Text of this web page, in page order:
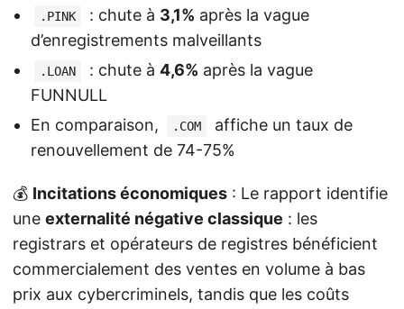
.PINK : chute à 3,1% après la vague
d’enregistrements malveillants
.LOAN : chute à 4,6% après la vague
FUNNULL
En comparaison,
.COM
affiche un taux de
renouvellement de 74-75%
💰 Incitations économiques : Le rapport identifie
une externalité négative classique : les
registrars et opérateurs de registres bénéficient
commercialement des ventes en volume à bas
prix aux cybercriminels, tandis que les coûts